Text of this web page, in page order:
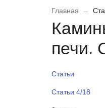
Главная →
печи.
Статьи
Статьи 4/18